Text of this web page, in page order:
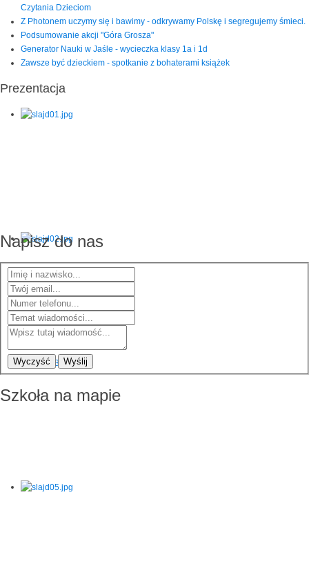
Czytania Dzieciom
Z Photonem uczymy się i bawimy - odkrywamy Polskę i segregujemy śmieci.
Podsumowanie akcji "Góra Grosza"
Generator Nauki w Jaśle - wycieczka klasy 1a i 1d
Zawsze być dzieckiem - spotkanie z bohaterami książek
Prezentacja
Napisz do nas
Wyczyść Wyślij
Szkoła na mapie